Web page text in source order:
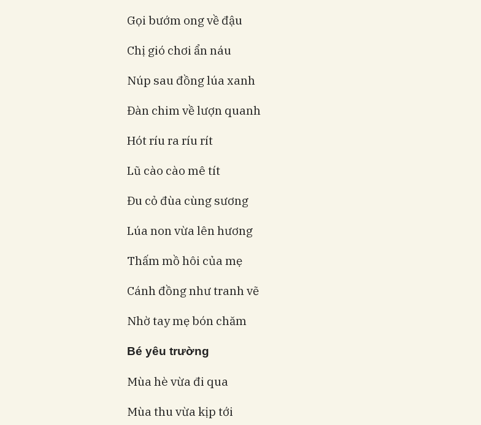
Gọi bướm ong về đậu
Chị gió chơi ẩn náu
Núp sau đồng lúa xanh
Đàn chim về lượn quanh
Hót ríu ra ríu rít
Lũ cào cào mê tít
Đu cỏ đùa cùng sương
Lúa non vừa lên hương
Thấm mồ hôi của mẹ
Cánh đồng như tranh vẽ
Nhờ tay mẹ bón chăm
Bé yêu trường
Mùa hè vừa đi qua
Mùa thu vừa kịp tới